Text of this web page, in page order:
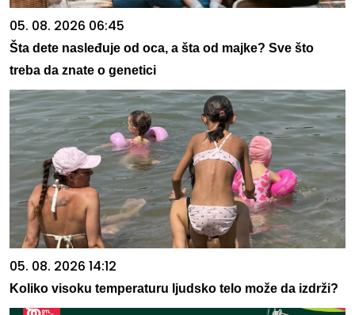
05. 08. 2026 06:45
Šta dete nasleđuje od oca, a šta od majke? Sve što
treba da znate o genetici
05. 08. 2026 14:12
Koliko visoku temperaturu ljudsko telo može da izdrži?